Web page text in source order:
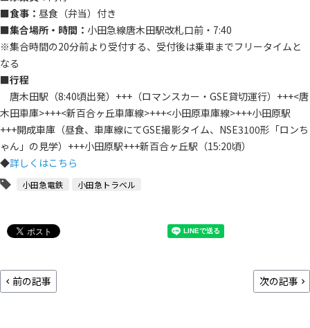
■食事： 昼食（弁当）付き
■集合場所・時間： 小田急線唐木田駅改札口前・7:40
※集合時間の20分前より受付する、受付後は乗車までフリータイムと
なる
■行程
唐木田駅（8:40頃出発）+++（ロマンスカー・GSE貸切運行）+++<唐
木田車庫>+++<新百合ヶ丘車庫線>+++<小田原車庫線>+++小田原駅
+++開成車庫（昼食、車庫線にてGSE撮影タイム、NSE3100形「ロンち
ゃん」の見学）+++小田原駅+++新百合ヶ丘駅（15:20頃）
◆詳しくはこちら
小田急電鉄 小田急トラベル
前の記事 次の記事